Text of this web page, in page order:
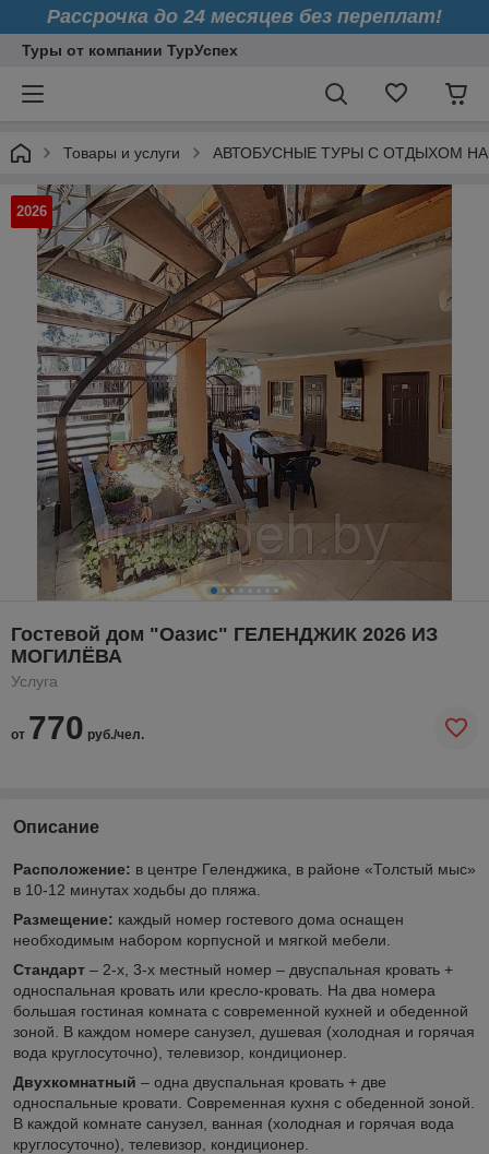
Рассрочка до 24 месяцев без переплат!
Туры от компании ТурУспех
Товары и услуги АВТОБУСНЫЕ ТУРЫ С ОТДЫХОМ
2026
Гостевой дом "Оазис" ГЕЛЕНДЖИК 2026 ИЗ
МОГИЛЁВА
Услуга
от 770 руб./чел.
Описание
Расположение: в центре Геленджика, в районе «Толстый мыс»
в 10-12 минутах ходьбы до пляжа.
Размещение: каждый номер гостевого дома оснащен
необходимым набором корпусной и мягкой мебели.
Стандарт – 2-х, 3-х местный номер – двуспальная кровать +
односпальная кровать или кресло-кровать. На два номера
большая гостиная комната с современной кухней и обеденной
зоной. В каждом номере санузел, душевая (холодная и горячая
вода круглосуточно), телевизор, кондиционер.
Двухкомнатный – одна двуспальная кровать + две
односпальные кровати. Современная кухня с обеденной зоной.
В каждой комнате санузел, ванная (холодная и горячая вода
круглосуточно), телевизор, кондиционер.